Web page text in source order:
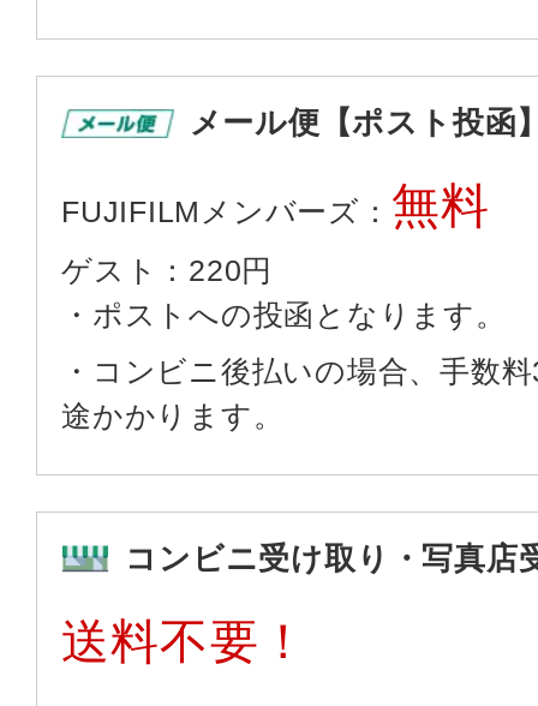
メール便【ポスト投函
FUJIFILMメンバーズ： 無料
ゲスト：220円
・ポストへの投函となります。
・コンビニ後払いの場合、手数
途かかります。
コンビニ受け取り・ 写真店
送料不要！